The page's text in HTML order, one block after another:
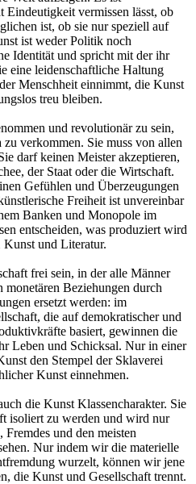
Eindeutigkeit vermissen lässt, ob
ist, ob sie nur speziell auf
ist weder Politik noch
Identität und spricht mit der ihr
eine leidenschaftliche Haltung
Menschheit einnimmt, die Kunst
treu bleiben.
und revolutionär zu sein,
verkommen. Sie muss von allen
darf keinen Meister akzeptieren,
der Staat oder die Wirtschaft.
Gefühlen und Überzeugungen
Freiheit ist unvereinbar
Banken und Monopole im
entscheiden, was produziert wird
Kunst und Literatur.
frei sein, in der alle Männer
Beziehungen durch
ersetzt werden: im
die auf demokratischer und
basiert, gewinnen die
Leben und Schicksal. Nur in einer
den Stempel der Sklaverei
Kunst einnehmen.
die Kunst Klassencharakter. Sie
isoliert zu werden und wird nur
Fremdes und den meisten
Nur indem wir die materielle
wurzelt, können wir jene
die Kunst und Gesellschaft trennt.